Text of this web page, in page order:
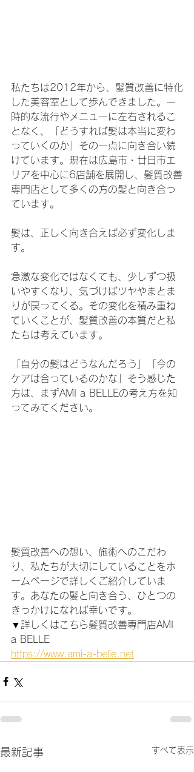
私たちは2012年から、髪質改善に特化
した美容室として歩んできました。一
時的な流行やメニューに左右されるこ
となく、「どうすれば髪は本当に変わ
っていくのか」その一点に向き合い続
けています。現在は広島市・廿日市エ
リアを中心に6店舗を展開し、髪質改善
専門店として多くの方の髪と向き合っ
ています。
髪は、正しく向き合えば必ず変化しま
す。
急激な変化ではなくても、少しずつ扱
いやすくなり、気づけばツヤやまとま
りが戻ってくる。その変化を積み重ね
ていくことが、髪質改善の本質だと私
たちは考えています。
「自分の髪はどうなんだろう」「今の
ケアは合っているのかな」そう感じた
方は、まずAMI a BELLEの考え方を知
ってみてください。
髪質改善への想い、施術へのこだわ
り、私たちが大切にしていることをホ
ームページで詳しくご紹介していま
す。あなたの髪と向き合う、ひとつの
きっかけになれば幸いです。
▼詳しくはこちら髪質改善専門店AMI
a BELLE
https://www.ami-a-belle.net
最新記事 すべて表示